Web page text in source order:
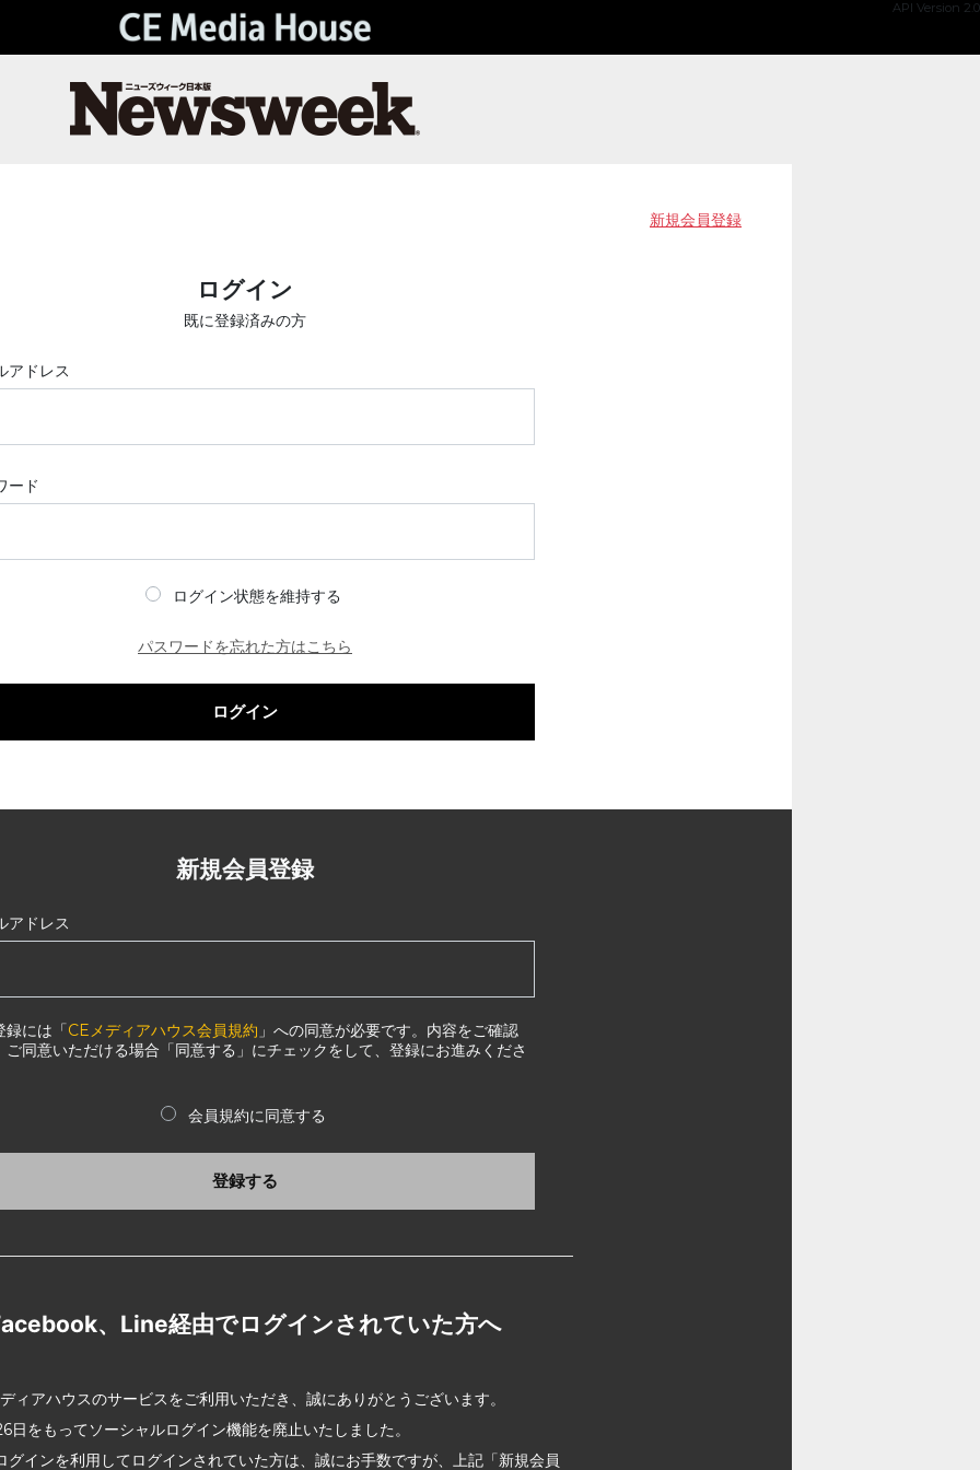
API Version 2.0
新規会員登録
ログイン
既に登録済みの方
アドレス
ード
ログイン状態を維持する
パスワードを忘れた方はこちら
ログイン
新規会員登録
アドレス
録には「CEメディアハウス会員規約 」への同意が必要です。内容をご確認
ご同意いただける場合「同意する」にチェックをして、登録にお進みくださ
会員規約に同意する
登録する
、Line経由でログインされていた方へ
ィアハウスのサービスをご利用いただき、誠にありがとうございます。
日をもってソーシャルログイン機能を廃止いたしました。
グインを利用してログインされていた方は、誠にお手数ですが、上記「新規会員